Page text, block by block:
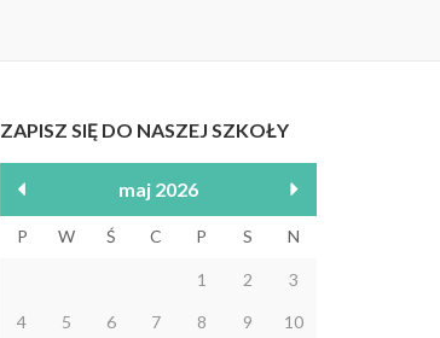
ZAPISZ SIĘ DO NASZEJ SZKOŁY
maj 2026
P W Ś C P S N
1 2 3
4 5 6 7 8 9 10